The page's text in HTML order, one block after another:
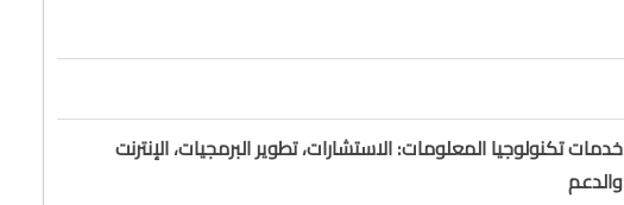
خدمات تكنولوجيا المعلومات: الاستشارات، تطوير البرمجيات، الإنترنت
والدعم